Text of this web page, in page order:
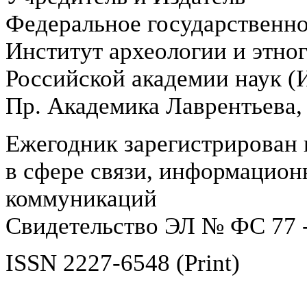
Федеральное
Институт археологии и
Российской академии
Пр. Академика
Ежегодник
в сфере связи,
коммуникаций
Свидетельство ЭЛ № ФС 77
ISSN 2227-6548 (Print)